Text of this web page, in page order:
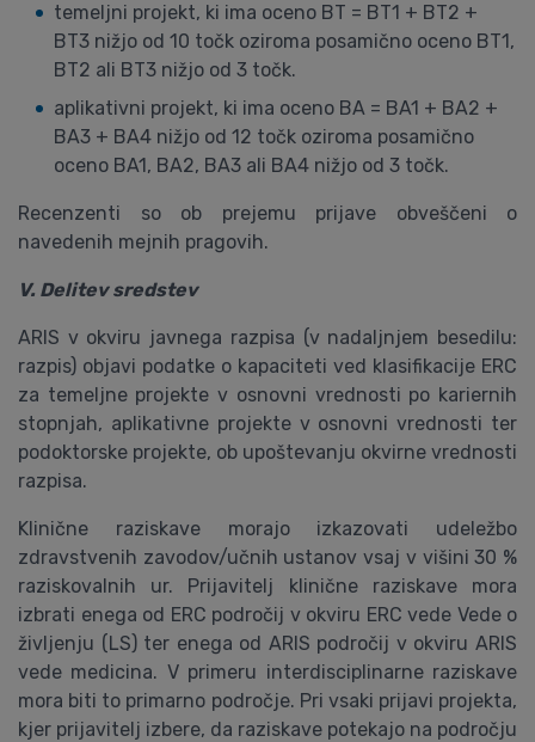
temeljni projekt, ki ima oceno BT = BT1 + BT2 +
BT3 nižjo od 10 točk oziroma posamično oceno BT1,
BT2 ali BT3 nižjo od 3 točk.
aplikativni projekt, ki ima oceno BA = BA1 + BA2 +
BA3 + BA4 nižjo od 12 točk oziroma posamično
oceno BA1, BA2, BA3 ali BA4 nižjo od 3 točk.
Recenzenti so ob prejemu prijave obveščeni o
navedenih mejnih pragovih.
V. Delitev sredstev
ARIS v okviru javnega razpisa (v nadaljnjem besedilu:
razpis) objavi podatke o kapaciteti ved klasifikacije ERC
za temeljne projekte v osnovni vrednosti po kariernih
stopnjah, aplikativne projekte v osnovni vrednosti ter
podoktorske projekte, ob upoštevanju okvirne vrednosti
razpisa.
Klinične raziskave morajo izkazovati udeležbo
zdravstvenih zavodov/učnih ustanov vsaj v višini 30 %
raziskovalnih ur. Prijavitelj klinične raziskave mora
izbrati enega od ERC področij v okviru ERC vede Vede o
življenju (LS) ter enega od ARIS področij v okviru ARIS
vede medicina. V primeru interdisciplinarne raziskave
mora biti to primarno področje. Pri vsaki prijavi projekta,
kjer prijavitelj izbere, da raziskave potekajo na področju